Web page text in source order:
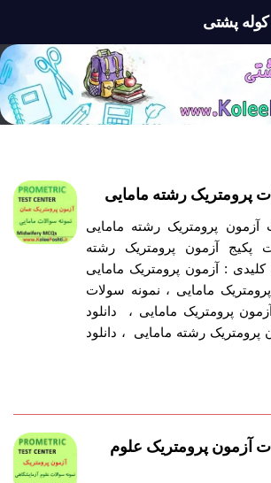
پشتی
پرومتریک رشته مامایی
آزمون پرومتریک رشته مامایی
پکیج آزمون پرومتریک رشته
کلمه کلیدی : آزمون پرومتریک مامایی
مامایی ، نمونه سولات
پرومتریک مامایی ، دانلود
پرومتریک رشته مامایی ، دانلود
آزمون پرومتریک علوم